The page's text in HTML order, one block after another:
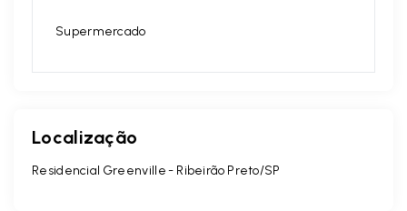
Supermercado
Localização
Residencial Greenville - Ribeirão Preto/SP